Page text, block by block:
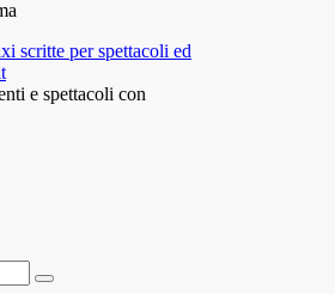
e spettacoli con